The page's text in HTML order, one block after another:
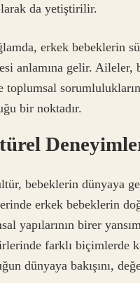
da yetiştirilir.
erkek bebeklerin
anlamına gelir.
toplumsal
bir noktadır.
bebeklerin dünyaya
erkek bebeklerin
yapılarının birer
farklı biçimlerde
dünyaya bakışını,